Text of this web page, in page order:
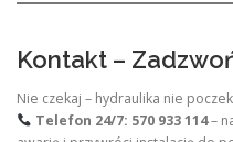
Kontakt –
Nie czekaj – hydraulika nie
Telefon 24/7: 570 933 114–